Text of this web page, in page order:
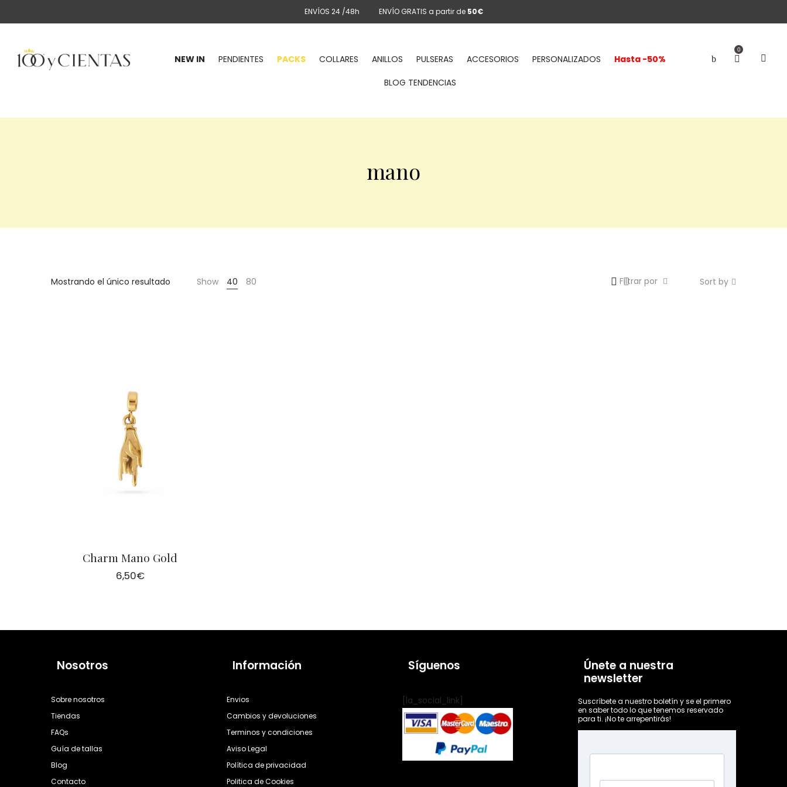
ENVÍOS 24 /48h ENVÍO GRATIS a partir de 50€
0
NEW IN PENDIENTES PACKS COLLARES ANILLOS PULSERAS ACCESORIOS PERSONALIZADOS
Hasta -50%
BLOG TENDENCIAS
mano
Mostrando el único resultado Show 40 80 Sort by
Filtrar por
Charm Mano Gold
6,50€
Nosotros
Sobre nosotros
Tiendas
FAQs
Guía de tallas
Blog
Contacto
Información
Envios
Cambios y devoluciones
Terminos y condiciones
Aviso Legal
Política de privacidad
Politica de Cookies
Síguenos
[la_social_link]
Únete a nuestra
newsletter
Suscríbete a nuestro boletín y se el primero
en saber todo lo que tenemos reservado
para ti. ¡No te arrepentirás!